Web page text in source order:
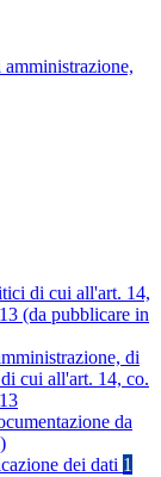
di cui all'art. 14,
(da pubblicare in
di
cui all'art. 14, co.
da
dei dati 1